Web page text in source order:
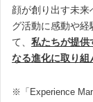
顔が創り出す未
グ活動に感動や
て、 私たちが提
なる進化に取り組
※「Experience